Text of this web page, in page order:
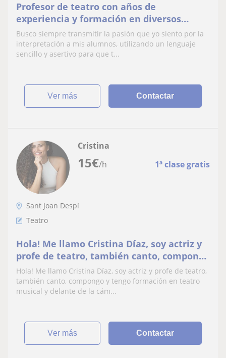
Profesor de teatro con años de
experiencia y formación en diversos
ámbitos de la interpretación (teatro,
audiovisual, doblaje)
Busco siempre transmitir la pasión que yo siento por la
interpretación a mis alumnos, utilizando un lenguaje
sencillo y asertivo para que t...
ver más Contactar
15€/h 1ª clase gratis
Cristina
Sant Joan Despí
Teatro
Hola! Me llamo Cristina Díaz, soy actriz y
profe de teatro, también canto, compongo
y tengo formación en teatro musical y
delante de la cámara
Hola! Me llamo Cristina Díaz, soy actriz y profe de teatro,
también canto, compongo y tengo formación en teatro
musical y delante de la cám...
ver más Contactar